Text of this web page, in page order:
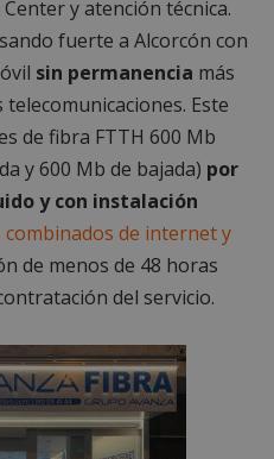
y atención técnica.
fuerte a Alcorcón con
sin permanencia más
Este
de fibra FTTH 600 Mb
y 600 Mb de bajada) por
y con instalación
combinados de internet y
de menos de 48 horas
del servicio.
funcionalidad
clasificadas
necesarias
rendimiento
clasificadas
necesarias permiten la